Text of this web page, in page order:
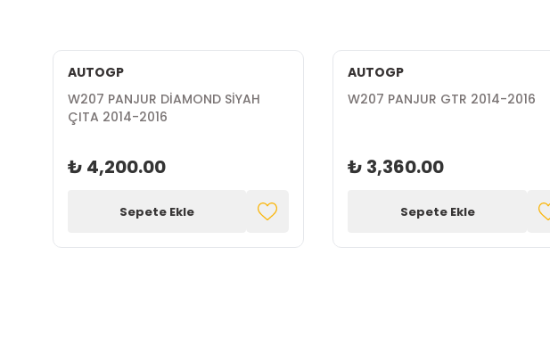
AUTOGP
W207 PANJUR DİAMOND SİYAH
ÇITA 2014-2016
₺ 4,200.00
Sepete Ekle
AUTOGP
W207 PANJUR GTR 2014-2016
₺ 3,360.00
Sepete Ekle